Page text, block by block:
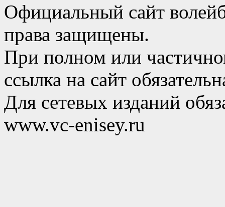
Официальный сайт
права защищены.
При полном или
ссылка на сайт
Для сетевых изданий
www.vc-enisey.ru